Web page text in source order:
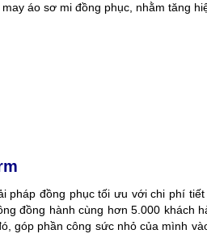
áo sơ mi đồng phục, nhằm tăng
pháp đồng phục tối ưu với chi phí
đồng hành cùng hơn 5.000 khách
góp phần công sức nhỏ của mình